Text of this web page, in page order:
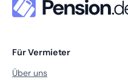
Für Vermieter
Über uns